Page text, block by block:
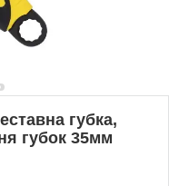
губка,
губок 35мм